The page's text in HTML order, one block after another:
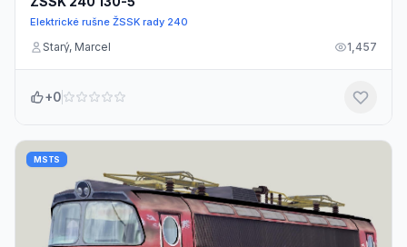
Elektrické rušne ŽSSK rady 240
Starý, Marcel 1,457
+0
MSTS